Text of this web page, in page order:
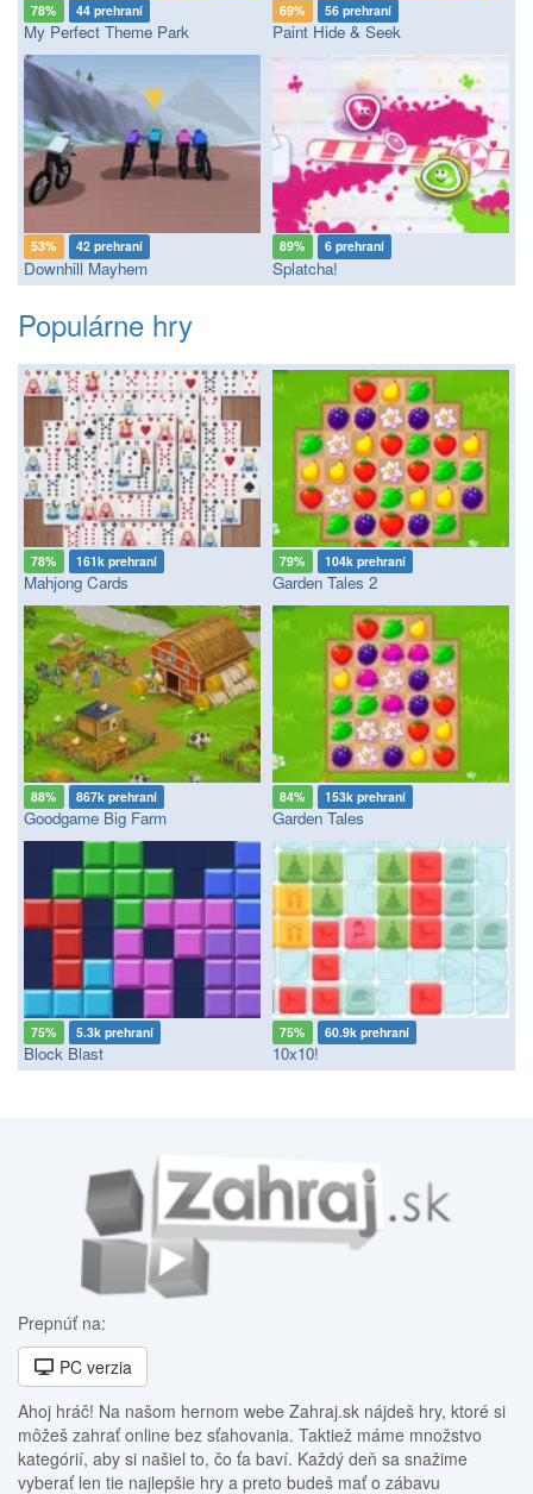
78% 44 prehraní
My Perfect Theme Park
69% 56 prehraní
Paint Hide & Seek
53% 42 prehraní
Downhill Mayhem
89% 6 prehraní
Splatcha!
Populárne hry
78% 161k prehraní
Mahjong Cards
79% 104k prehraní
Garden Tales 2
88% 867k prehraní
Goodgame Big Farm
84% 153k prehraní
Garden Tales
75% 5.3k prehraní
Block Blast
75% 60.9k prehraní
10x10!
Prepnúť na:
PC verzia
Ahoj hráč! Na našom hernom webe Zahraj.sk nájdeš hry, ktoré si
môžeš zahrať online bez sťahovania. Taktiež máme množstvo
kategórií, aby si našiel to, čo ťa baví. Každý deň sa snažime
vyberať len tie najlepšie hry a preto budeš mať o zábavu